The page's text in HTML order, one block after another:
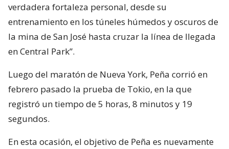
verdadera fortaleza personal, desde su
entrenamiento en los túneles húmedos y oscuros de
la mina de San José hasta cruzar la línea de llegada
en Central Park”.
Luego del maratón de Nueva York, Peña corrió en
febrero pasado la prueba de Tokio, en la que
registró un tiempo de 5 horas, 8 minutos y 19
segundos.
En esta ocasión, el objetivo de Peña es nuevamente